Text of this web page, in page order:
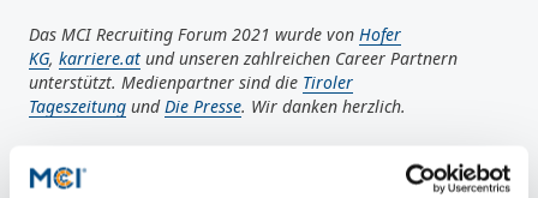
Das MCI Recruiting Forum 2021 wurde von Hofer
KG, karriere.at und unseren zahlreichen Career Partnern
unterstützt. Medienpartner sind die Tiroler
Tageszeitung undDie Presse. Wir danken herzlich.